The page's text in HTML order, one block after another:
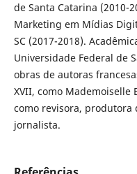
de Santa Catarina (2010-
Marketing em Mídias
SC (2017-2018).
Universidade Federal de
obras de autoras
XVII, como Mademoiselle
como revisora,
jornalista.